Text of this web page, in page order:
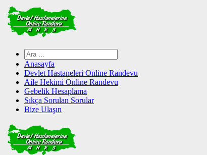
Skip
to
content
Arama:
Anasayfa
Devlet Hastaneleri Online Randevu
Aile Hekimi Online Randevu
Gebelik Hesaplama
Sıkça Sorulan Sorular
Bize Ulaşın